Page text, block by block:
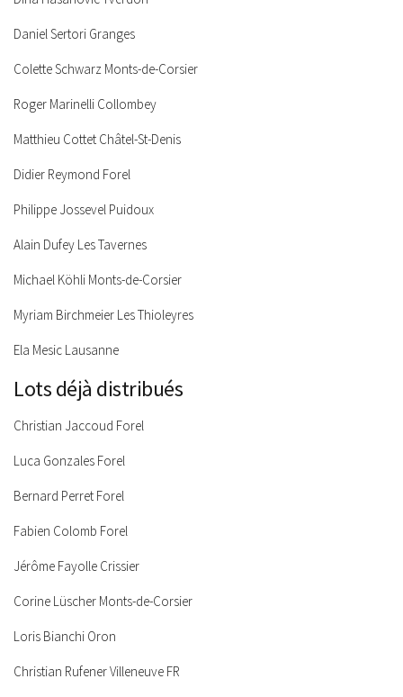
Daniel Sertori Granges
Colette Schwarz Monts-de-Corsier
Roger Marinelli Collombey
Matthieu Cottet Châtel-St-Denis
Didier Reymond Forel
Philippe Jossevel Puidoux
Alain Dufey Les Tavernes
Michael Köhli Monts-de-Corsier
Myriam Birchmeier Les Thioleyres
Ela Mesic Lausanne
Lots déjà distribués
Christian Jaccoud Forel
Luca Gonzales Forel
Bernard Perret Forel
Fabien Colomb Forel
Jérôme Fayolle Crissier
Corine Lüscher Monts-de-Corsier
Loris Bianchi Oron
Christian Rufener Villeneuve FR